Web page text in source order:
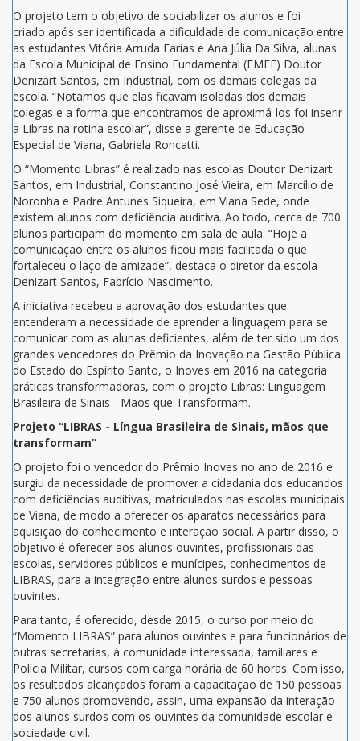
O projeto tem o objetivo de sociabilizar os alunos e foi
criado após ser identificada a dificuldade de comunicação entre
as estudantes Vitória Arruda Farias e Ana Júlia Da Silva, alunas
da Escola Municipal de Ensino Fundamental (EMEF) Doutor
Denizart Santos, em Industrial, com os demais colegas da
escola. “Notamos que elas ficavam isoladas dos demais
colegas e a forma que encontramos de aproximá-los foi inserir
a Libras na rotina escolar”, disse a gerente de Educação
Especial de Viana, Gabriela Roncatti.
O “Momento Libras” é realizado nas escolas Doutor Denizart
Santos, em Industrial, Constantino José Vieira, em Marcílio de
Noronha e Padre Antunes Siqueira, em Viana Sede, onde
existem alunos com deficiência auditiva. Ao todo, cerca de 700
alunos participam do momento em sala de aula. “Hoje a
comunicação entre os alunos ficou mais facilitada o que
fortaleceu o laço de amizade”, destaca o diretor da escola
Denizart Santos, Fabrício Nascimento.
A iniciativa recebeu a aprovação dos estudantes que
entenderam a necessidade de aprender a linguagem para se
comunicar com as alunas deficientes, além de ter sido um dos
grandes vencedores do Prêmio da Inovação na Gestão Pública
do Estado do Espírito Santo, o Inoves em 2016 na categoria
práticas transformadoras, com o projeto Libras: Linguagem
Brasileira de Sinais - Mãos que Transformam.
Projeto “LIBRAS - Língua Brasileira de Sinais, mãos que
transformam”
O projeto foi o vencedor do Prêmio Inoves no ano de 2016 e
surgiu da necessidade de promover a cidadania dos educandos
com deficiências auditivas, matriculados nas escolas municipais
de Viana, de modo a oferecer os aparatos necessários para
aquisição do conhecimento e interação social. A partir disso, o
objetivo é oferecer aos alunos ouvintes, profissionais das
escolas, servidores públicos e munícipes, conhecimentos de
LIBRAS, para a integração entre alunos surdos e pessoas
ouvintes.
Para tanto, é oferecido, desde 2015, o curso por meio do
“Momento LIBRAS” para alunos ouvintes e para funcionários de
outras secretarias, à comunidade interessada, familiares e
Polícia Militar, cursos com carga horária de 60 horas. Com isso,
os resultados alcançados foram a capacitação de 150 pessoas
e 750 alunos promovendo, assin, uma expansão da interação
dos alunos surdos com os ouvintes da comunidade escolar e
sociedade civil.